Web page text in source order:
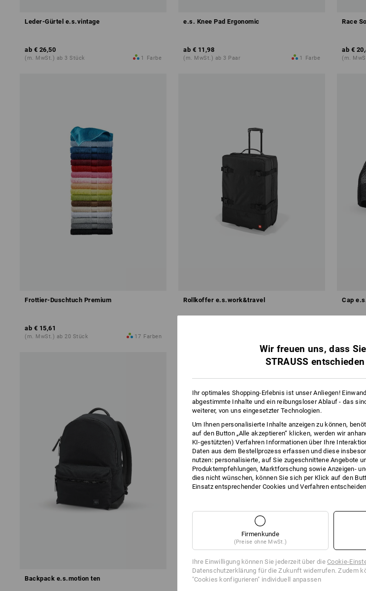
Leder-Gürtel e.s.vintage
ab € 26,50
(m. MwSt.) ab 3 Stück 1 Farbe
e.s. Knee Pad Ergonomic
ab € 11,98
(m. MwSt.) ab 3 Paar 1 Farbe
Race
ab €
(m.
Frottier-Duschtuch Premium
ab € 15,61
(m. MwSt.) ab 20 Stück 17 Farben
Rollkoffer e.s.work&travel Cap
Backpack e.s.motion ten e.s. Lunchbag
Wir freuen uns, dass
STRAUSS
Ihr optimales Shopping-Erlebnis ist unser Anliegen!
abgestimmte Inhalte und ein reibungsloser Ablauf - das
weiterer, von uns eingesetzter Technologien.
Um Ihnen personalisierte Inhalte anzeigen zu können,
auf den Button „Alle akzeptieren“ klicken, werden wir
KI-gestützten) Verfahren Informationen über Ihre
Daten aus dem Bestellprozess erfassen und diese
nutzen: personalisierte, auf Sie zugeschnittene Angebote
Produktempfehlungen, Marktforschung sowie Anzeigen-
dies nicht wünschen, können Sie sich per Klick auf den
Einsatz entsprechender Cookies und Verfahren
Firmenkunde
(Preise ohne MwSt.)
Ihre Einwilligung können Sie jederzeit über dieCookie-
Datenschutzerklärung für die Zukunft widerrufen. Zudem
"Cookies konfigurieren" individuell anpassen